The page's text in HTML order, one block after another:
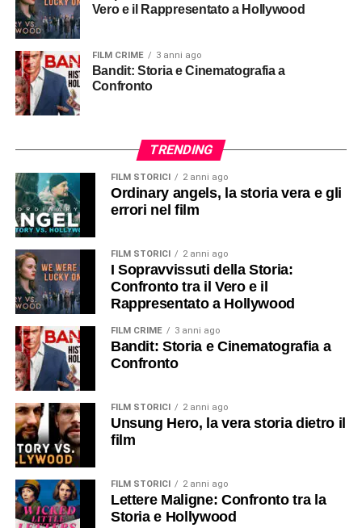
Vero e il Rappresentato a Hollywood
FILM CRIME 3 anni ago
Bandit: Storia e Cinematografia a
Confronto
TRENDING
FILM STORICI 2 anni ago
Ordinary angels, la storia vera e gli
errori nel film
FILM STORICI 2 anni ago
I Sopravvissuti della Storia:
Confronto tra il Vero e il
Rappresentato a Hollywood
FILM CRIME 3 anni ago
Bandit: Storia e Cinematografia a
Confronto
FILM STORICI 2 anni ago
Unsung Hero, la vera storia dietro il
film
FILM STORICI 2 anni ago
Lettere Maligne: Confronto tra la
Storia e Hollywood